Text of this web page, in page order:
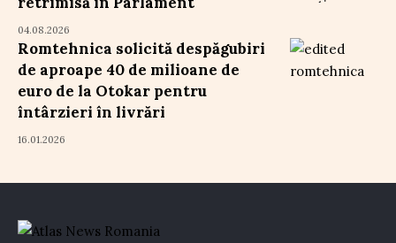
04.08.2026
Romtehnica solicită despăgubiri
de aproape 40 de milioane de
euro de la Otokar pentru
întârzieri în livrări
16.01.2026